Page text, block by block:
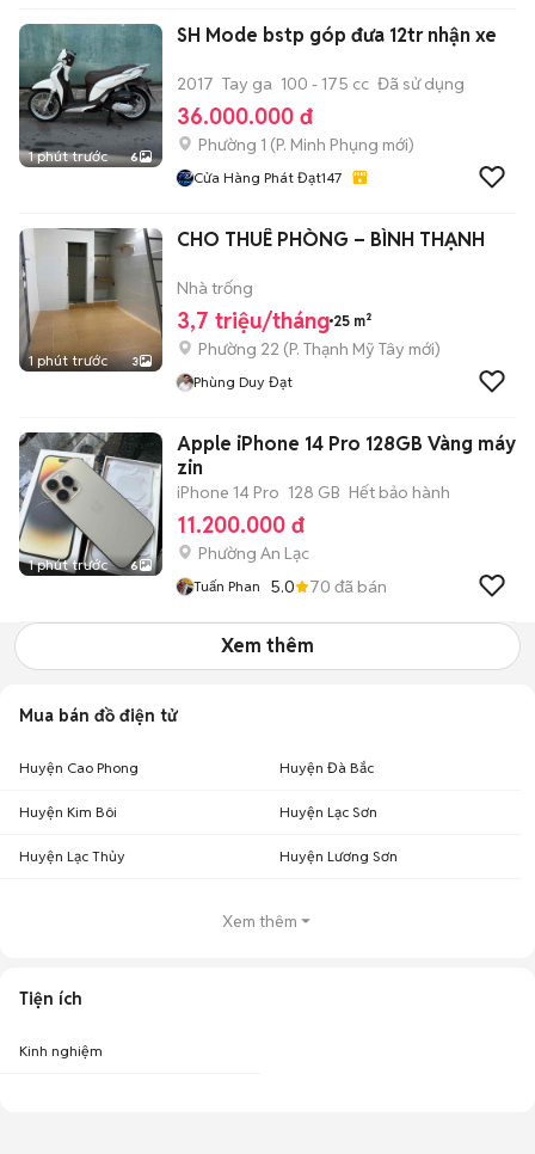
1 phút trước 6
SH Mode bstp góp đưa 12tr nhận xe
2017 Tay ga 100 - 175 cc Đã sử dụng
36.000.000 đ
Phường 1 (P. Minh Phụng mới)
Cửa Hàng Phát Đạt147
1 phút trước 3
CHO THUÊ PHÒNG – BÌNH THẠNH
Nhà trống
3,7 triệu/tháng 25 m²
Phường 22 (P. Thạnh Mỹ Tây mới)
Phùng Duy Đạt
1 phút trước 6
Apple iPhone 14 Pro 128GB Vàng máy
zin
iPhone 14 Pro 128 GB Hết bảo hành
11.200.000 đ
Phường An Lạc
Tuấn Phan 5.0 70 đã bán
Xem thêm
Mua bán đồ điện tử
Huyện Cao Phong Huyện Đà Bắc
Huyện Kim Bôi Huyện Lạc Sơn
Huyện Lạc Thủy Huyện Lương Sơn
Xem thêm
Tiện ích
Kinh nghiệm